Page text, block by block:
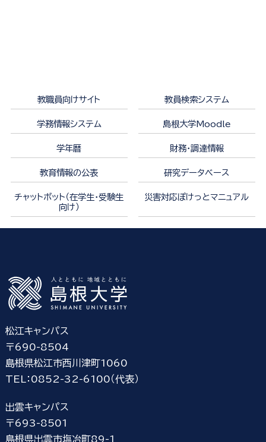
教職員向けサイト 教員検索システム
学務情報システム 島根大学Moodle
学年暦 財務・調達情報
教育情報の公表 研究データベース
チャットボット（在学生・受験生
向け）
災害対応ぽけっとマニュアル
松江キャンパス
〒690-8504
島根県松江市西川津町1060
TEL：0852-32-6100（代表）
出雲キャンパス
〒693-8501
島根県出雲市塩冶町89-1